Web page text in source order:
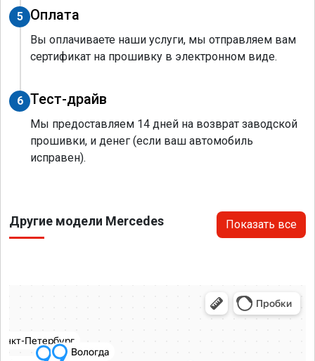
5 Оплата
Вы оплачиваете наши услуги, мы отправляем вам
сертификат на прошивку в электронном виде.
6 Тест-драйв
Мы предоставляем 14 дней на возврат заводской
прошивки, и денег (если ваш автомобиль
исправен).
Другие модели Mercedes Показать все